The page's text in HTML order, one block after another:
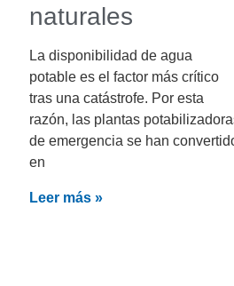
naturales
La disponibilidad de agua
potable es el factor más crítico
tras una catástrofe. Por esta
razón, las plantas
de emergencia se han
en
Leer más »